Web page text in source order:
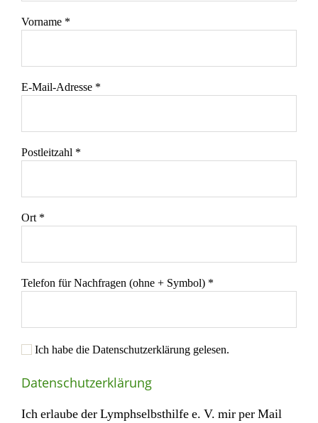
Vorname *
E-Mail-Adresse *
Postleitzahl *
Ort *
Telefon für Nachfragen (ohne + Symbol) *
Ich habe die Datenschutzerklärung gelesen.
Datenschutzerklärung
Ich erlaube der Lymphselbsthilfe e. V. mir per Mail